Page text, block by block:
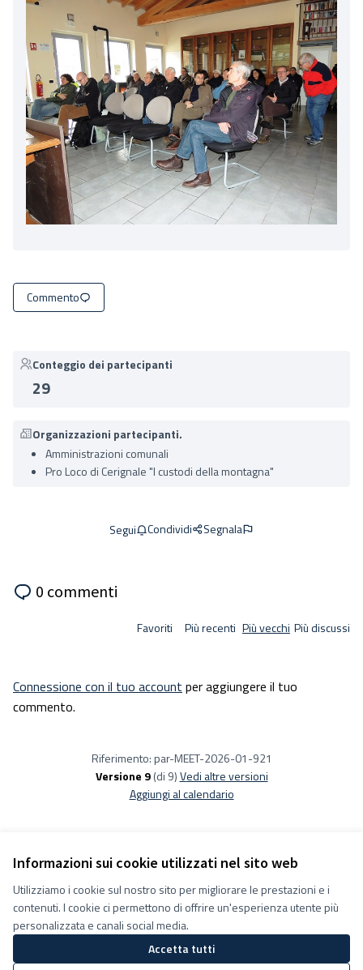
Informazioni sui cookie utilizzati nel sito web
Utilizziamo i cookie sul nostro sito per migliorare le prestazioni e i
contenuti. I cookie ci permettono di offrire un'esperienza utente più
personalizzata e canali social media.
Accetta tutti
Commento
Conteggio dei partecipanti
29
Organizzazioni partecipanti.
Amministrazioni comunali
Pro Loco di Cerignale "I custodi della montagna"
Segui Condividi Segnala
0 commenti
Favoriti Più recenti Più vecchi Più discussi
Connessione con il tuo account per aggiungere il tuo
commento.
Riferimento: par-MEET-2026-01-921
Versione 9(di 9) vedi altre versioni
Aggiungi al calendario
Termini e condizioni d''uso
Impostazioni Cookie
Decidiamo su Facebook
Decidiamo su YouTube
(Collegamento esterno)